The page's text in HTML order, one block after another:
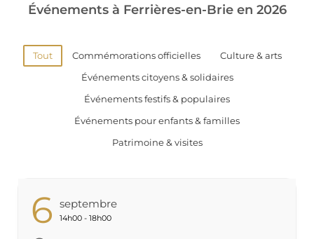
Événements à Ferrières-en-Brie en 2026
Tout Commémorations officielles
Culture & arts
Événements citoyens & solidaires
Événements festifs & populaires
Événements pour enfants & familles
Patrimoine & visites
6 Septembre
14h00 - 18h00